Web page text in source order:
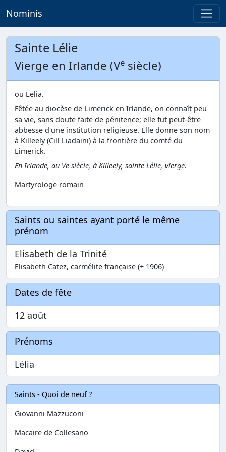
Nominis
Sainte Lélie
Vierge en Irlande (Ve siècle)
ou Lelia.
Fêtée au diocèse de Limerick en Irlande, on connaît peu
sa vie, sans doute faite de pénitence; elle fut peut-être
abbesse d'une institution religieuse. Elle donne son nom
à Killeely (Cill Liadaini) à la frontière du comté du
Limerick.
En Irlande, au Ve siècle, à Killeely, sainte Lélie, vierge.
Martyrologe romain
Saints ou saintes ayant porté le même
prénom
Elisabeth de la Trinité
Elisabeth Catez, carmélite française (+ 1906)
Dates de fête
12 août
Prénoms
Lélia
Saints - Quoi de neuf ?
Giovanni Mazzuconi
Macaire de Collesano